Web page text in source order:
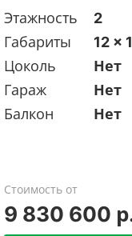
Этажность
2
Габариты
12 x
Цоколь
Нет
Гараж
Нет
Балкон
Нет
Стоимость от
9 830 600